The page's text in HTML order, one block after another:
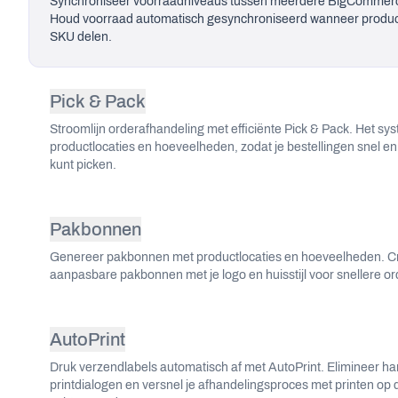
Stroomlijn orderafhandeling met efficiënte Pick & Pack.
Pakbonnen
AutoPrint
Druk verzendlabels automatisch af met AutoPrint.
Houd voorraad automatisch gesynchroniseerd wanneer
SKU delen.
Pick & Pack
Stroomlijn orderafhandeling met efficiënte Pick & Pack. Het
productlocaties en hoeveelheden, zodat je bestellingen snel
kunt picken.
Pakbonnen
Genereer pakbonnen met productlocaties en hoeveelheden.
aanpasbare pakbonnen met je logo en huisstijl voor snellere
AutoPrint
Druk verzendlabels automatisch af met AutoPrint. Elimineer
printdialogen en versnel je afhandelingsproces met printen op